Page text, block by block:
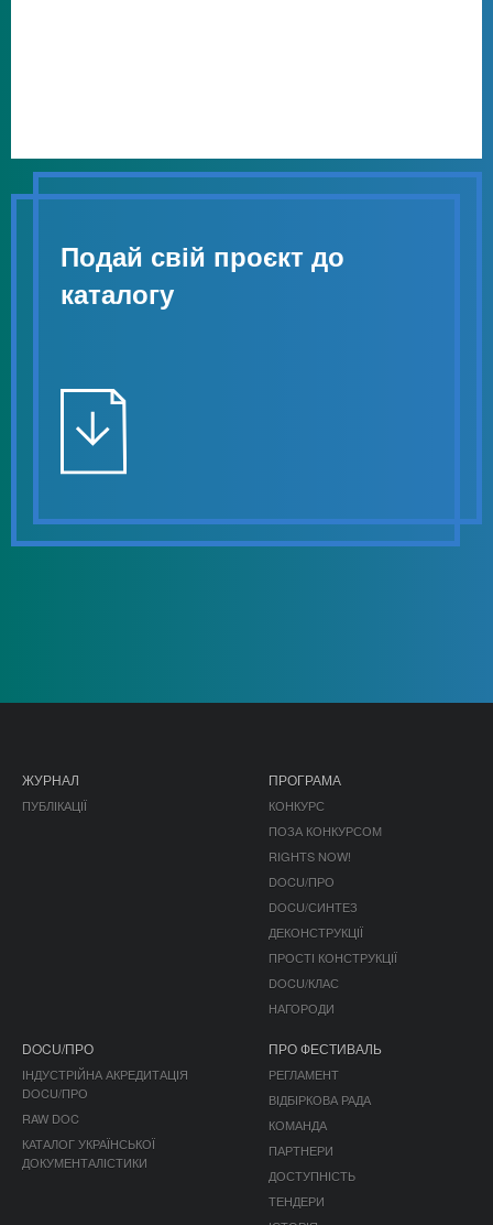
Подай свій проєкт до
каталогу
ЖУРНАЛ
ПУБЛІКАЦІЇ
ПРОГРАМА
КОНКУРС
ПОЗА КОНКУРСОМ
RIGHTS NOW!
DOCU/ПРО
DOCU/СИНТЕЗ
ДЕКОНСТРУКЦІЇ
ПРОСТІ КОНСТРУКЦІЇ
DOCU/КЛАС
НАГОРОДИ
DOCU/ПРО
ІНДУСТРІЙНА АКРЕДИТАЦІЯ
DOCU/ПРО
RAW DOC
КАТАЛОГ УКРАЇНСЬКОЇ
ДОКУМЕНТАЛІСТИКИ
ПРО ФЕСТИВАЛЬ
РЕГЛАМЕНТ
ВІДБІРКОВА РАДА
КОМАНДА
ПАРТНЕРИ
ДОСТУПНІСТЬ
ТЕНДЕРИ